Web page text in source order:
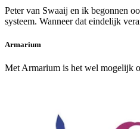
Peter van Swaaij en ik begonnen
systeem. Wanneer dat eindelijk
Armarium
Met Armarium is het wel mogelijk